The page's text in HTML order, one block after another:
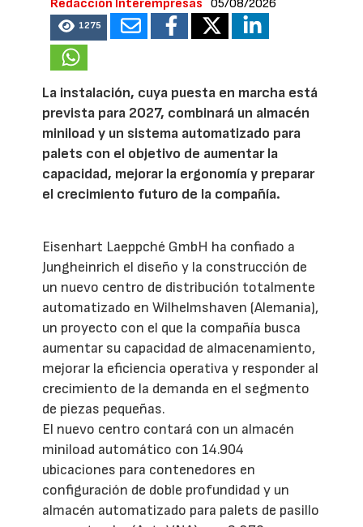
Redacción Interempresas 05/08/2026
1275
La instalación, cuya puesta en marcha está
prevista para 2027, combinará un almacén
miniload y un sistema automatizado para
palets con el objetivo de aumentar la
capacidad, mejorar la ergonomía y preparar
el crecimiento futuro de la compañía.
Eisenhart Laeppché GmbH ha confiado a
Jungheinrich el diseño y la construcción de
un nuevo centro de distribución totalmente
automatizado en Wilhelmshaven (Alemania),
un proyecto con el que la compañía busca
aumentar su capacidad de almacenamiento,
mejorar la eficiencia operativa y responder al
crecimiento de la demanda en el segmento
de piezas pequeñas.
El nuevo centro contará con un almacén
miniload automático con 14.904
ubicaciones para contenedores en
configuración de doble profundidad y un
almacén automatizado para palets de pasillo